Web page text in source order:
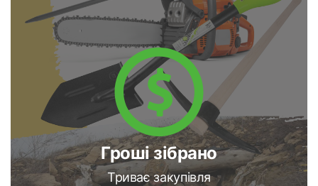
Гроші зібрано
Триває закупівля